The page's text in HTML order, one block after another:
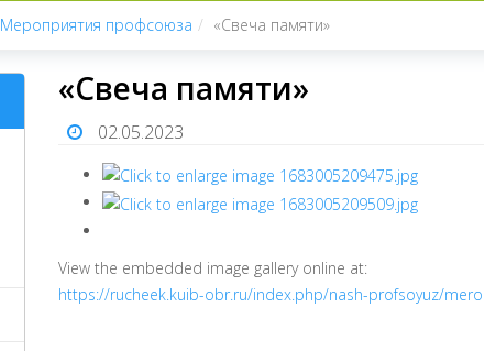
Мероприятия профсоюза «Свеча памяти»
«Свеча памяти»
02.05.2023
View the embedded image gallery online at:
https://rucheek.kuib-obr.ru/index.php/nash-profsoyuz/